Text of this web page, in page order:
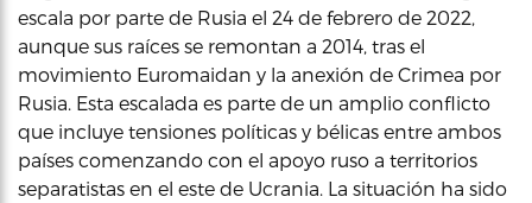
escala por parte de Rusia el 24 de febrero de 2022,
aunque sus raíces se remontan a 2014, tras el
movimiento Euromaidan y la anexión de Crimea por
Rusia. Esta escalada es parte de un amplio conflicto
que incluye tensiones políticas y bélicas entre ambos
países comenzando con el apoyo ruso a territorios
separatistas en el este de Ucrania. La situación ha sido